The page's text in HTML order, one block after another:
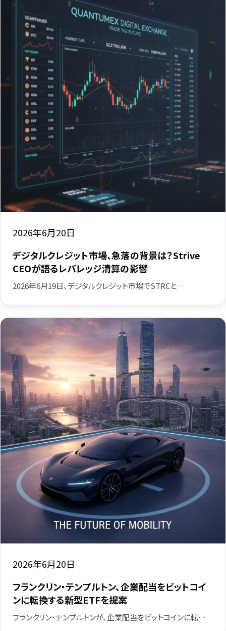
2026年6月20日
デジタルクレジット市場、急落の背景は？Strive
CEOが語るレバレッジ清算の影響
2026年6月19日、デジタルクレジット市場でSTRCと…
2026年6月20日
フランクリン・テンプルトン、企業配当をビットコイ
ンに転換する新型ETFを提案
フランクリン・テンプルトンが、企業配当をビットコインに転…